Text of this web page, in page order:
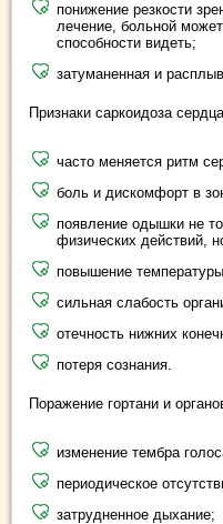
понижение резкости
лечение, больной
способности видеть;
затуманенная и
Признаки саркоидоза
часто меняется ритм
боль и дискомфорт в
появление одышки не
физических действий,
повышение
сильная слабость
отечность нижних
потеря сознания.
Поражение гортани и
изменение тембра
периодическое
затрудненное дыхание;